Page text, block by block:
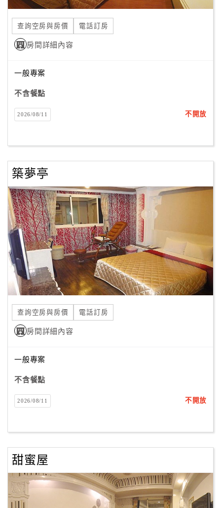
紅
利
查
訂
房
Q&A
旅
卡
訂
房
請
款
收
據
合
作
提
案
店
作
商
合
作
查詢空房與房價 電話訂房
房間詳細內容
一般專案
不含餐點
2026/08/11 不開放
築夢亭
查詢空房與房價 電話訂房
房間詳細內容
一般專案
不含餐點
2026/08/11 不開放
甜蜜屋